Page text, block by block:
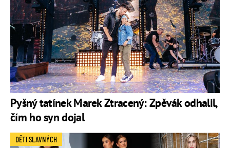
Pyšný tatínek Marek Ztracený: Zpěvák odhalil,
čím ho syn dojal
DĚTI SLAVNÝCH